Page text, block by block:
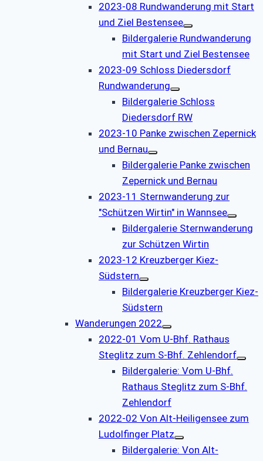
2023-08 Rundwanderung mit Start
und Ziel Bestensee
Bildergalerie Rundwanderung
mit Start und Ziel Bestensee
2023-09 Schloss Diedersdorf
Rundwanderung
Bildergalerie Schloss
Diedersdorf RW
2023-10 Panke zwischen Zepernick
und Bernau
Bildergalerie Panke zwischen
Zepernick und Bernau
2023-11 Sternwanderung zur
"Schützen Wirtin" in Wannsee
Bildergalerie Sternwanderung
zur Schützen Wirtin
2023-12 Kreuzberger Kiez-
Südstern
Bildergalerie Kreuzberger Kiez-
Südstern
Wanderungen 2022
2022-01 Vom U-Bhf. Rathaus
Steglitz zum S-Bhf. Zehlendorf
Bildergalerie: Vom U-Bhf.
Rathaus Steglitz zum S-Bhf.
Zehlendorf
2022-02 Von Alt-Heiligensee zum
Ludolfinger Platz
Bildergalerie: Von Alt-